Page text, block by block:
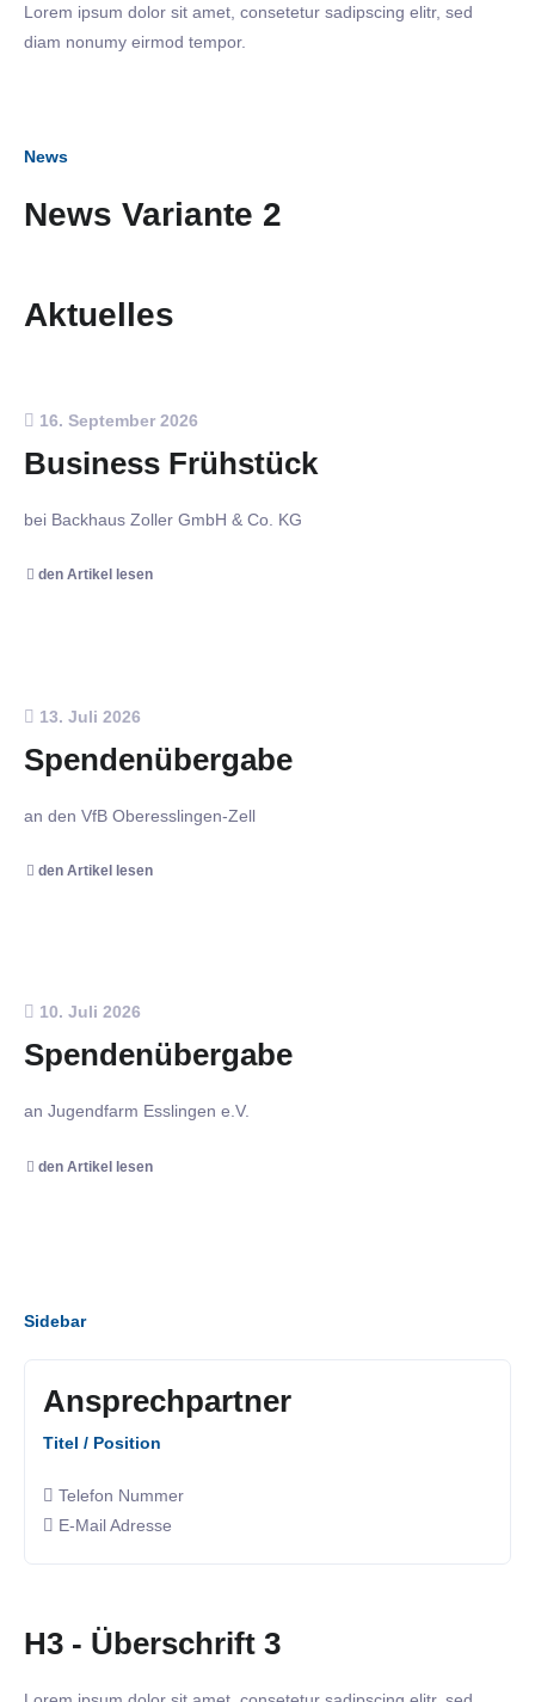
Lorem ipsum dolor sit amet, consetetur sadipscing elitr, sed
diam nonumy eirmod tempor.
News
News Variante 2
Aktuelles
16. September 2026
Business Frühstück
bei Backhaus Zoller GmbH & Co. KG
den Artikel lesen
13. Juli 2026
Spendenübergabe
an den VfB Oberesslingen-Zell
den Artikel lesen
10. Juli 2026
Spendenübergabe
an Jugendfarm Esslingen e.V.
den Artikel lesen
Sidebar
Ansprechpartner
Titel / Position
Telefon Nummer
E-Mail Adresse
H3 - Überschrift 3